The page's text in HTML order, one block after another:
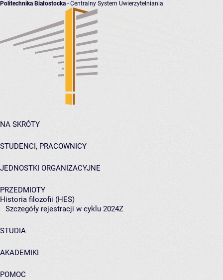
Politechnika Białostocka - Centralny System Uwierzytelniania
NA SKRÓTY
STUDENCI, PRACOWNICY
JEDNOSTKI ORGANIZACYJNE
PRZEDMIOTY
Historia filozofii (HES)
Szczegóły rejestracji w cyklu 2024Z
STUDIA
AKADEMIKI
POMOC